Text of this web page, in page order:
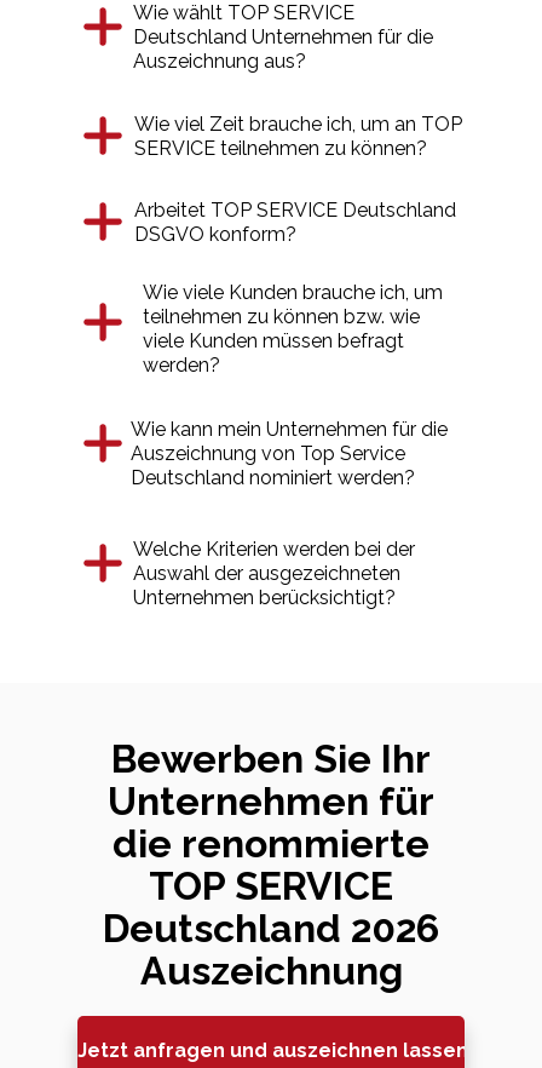
Wie wählt TOP SERVICE
Deutschland Unternehmen für die
Auszeichnung aus?
Wie viel Zeit brauche ich, um an TOP
SERVICE teilnehmen zu können?
Arbeitet TOP SERVICE Deutschland
DSGVO konform?
Wie viele Kunden brauche ich, um
teilnehmen zu können bzw. wie
viele Kunden müssen befragt
werden?
Wie kann mein Unternehmen für die
Auszeichnung von Top Service
Deutschland nominiert werden?
Welche Kriterien werden bei der
Auswahl der ausgezeichneten
Unternehmen berücksichtigt?
Jetzt anfragen und auszeichnen lassen »
Bewerben Sie Ihr
Unternehmen für
die renommierte
TOP SERVICE
Deutschland 2026
Auszeichnung